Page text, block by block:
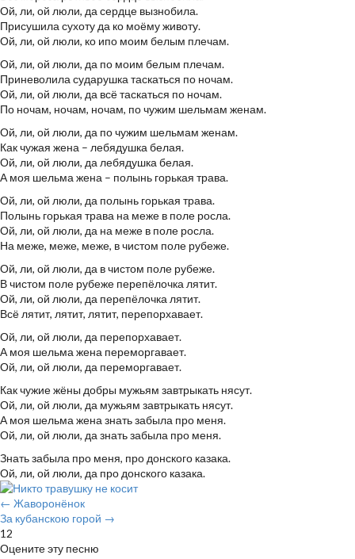
Ой, ли, ой люли, да сердце вызнобила.
Присушила сухоту да ко моёму животу.
Ой, ли, ой люли, ко ипо моим белым плечам.
Ой, ли, ой люли, да по моим белым плечам.
Приневолила сударушка таскаться по ночам.
Ой, ли, ой люли, да всё таскаться по ночам.
По ночам, ночам, ночам, по чужим шельмам женам.
Ой, ли, ой люли, да по чужим шельмам женам.
Как чужая жена – лебядушка белая.
Ой, ли, ой люли, да лебядушка белая.
А моя шельма жена – полынь горькая трава.
Ой, ли, ой люли, да полынь горькая трава.
Полынь горькая трава на меже в поле росла.
Ой, ли, ой люли, да на меже в поле росла.
На меже, меже, меже, в чистом поле рубеже.
Ой, ли, ой люли, да в чистом поле рубеже.
В чистом поле рубеже перепёлочка лятит.
Ой, ли, ой люли, да перепёлочка лятит.
Всё лятит, лятит, лятит, перепорхавает.
Ой, ли, ой люли, да перепорхавает.
А моя шельма жена переморгавает.
Ой, ли, ой люли, да переморгавает.
Как чужие жёны добры мужьям завтрыкать нясут.
Ой, ли, ой люли, да мужьям завтрыкать нясут.
А моя шельма жена знать забыла про меня.
Ой, ли, ой люли, да знать забыла про меня.
Знать забыла про меня, про донского казака.
Ой, ли, ой люли, да про донского казака.
← Жаворонёнок
За кубанскою горой →
12
Оцените эту песню